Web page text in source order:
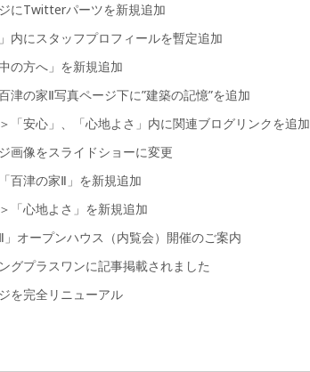
にTwitterパーツを新規追加
内にスタッフプロフィールを暫定追加
の方へ」を新規追加
津の家Ⅱ写真ページ下に”建築の記憶”を追加
「安心」、「心地よさ」内に関連ブログリンクを追加
画像をスライドショーに変更
百津の家Ⅱ」を新規追加
「心地よさ」を新規追加
」オープンハウス（内覧会）開催のご案内
グプラスワンに記事掲載されました
を完全リニューアル